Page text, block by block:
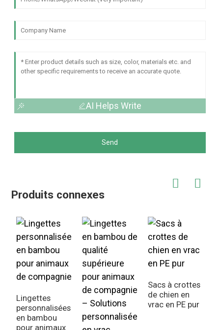
AI Helps Write
Send
Produits connexes
Lingettes
personnalisées
en bambou
pour animaux
Sacs à crottes
de chien en
vrac en PE pur